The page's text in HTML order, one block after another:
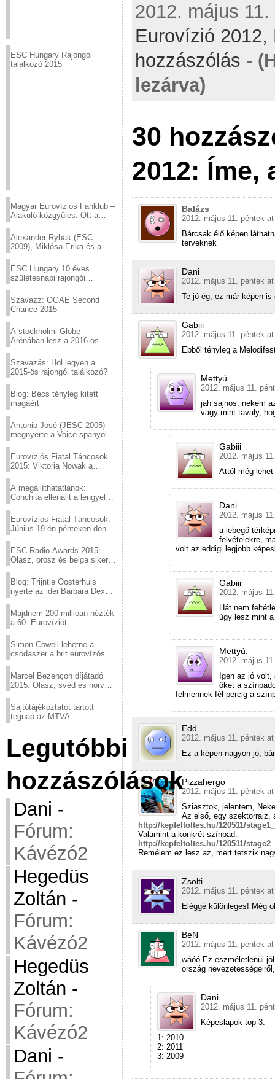
ESC Hungary Rajongói
találkozó 2015
Magyar Eurovíziós Fanklub –
Alakuló közgyűlés: Ott a
Alexander Rybak (ESC
2009), Miklósa Erika és a
sztárjai a Margitszigeten
ESC Hungary 10 éves
születésnapi rajongói
Szavazz: OGAE Second
Chance 2015
A stockholmi Globe
Arénában lesz a 2016-os
Szavazás: Hol legyen a
2015-ös rajongói találkozó?
Blog: Bécs tényleg kitett
magáért
Antonio José (JESC 2005)
megnyerte a Voice spanyol
Eurovíziós Fiatal Táncosok
2015: Viktoria Nowak a
A megállíthatatlanok:
Conchita ellenállt a lengyel
Eurovíziós Fiatal Táncosok:
Június 19-én pénteken döntő
ESC Radio Awards 2015:
Olasz, orosz és belga siker,
Blog: Trijntje Oosterhuis
nyerte az idei Barbara Dex
Majdnem 200 millióan nézték
a 60. Eurovíziót
Simon Cowell lehetne a
csodaszer a brit eurovízós
Marcel Bezençon díjátadó
2015: Olasz, svéd és norvég
Sajtótájékoztatót tartott
tegnap az MTVA
Legutóbbi
hozzászólások
Dani -
Fórum:
Kávézó2
Hegedüs
Zoltán -
Fórum:
Kávézó2
Hegedüs
Zoltán -
Fórum:
Kávézó2
Dani -
2012. május
Eurovízió 2012,
hozzászólás -
lezárva)
30
2012: Íme,
Balázs
2012. május 11. péntek
Bárcsak élő képen
terveknek
Dani
2012. május 11. péntek
Te jó ég, ez már képen
Gabiii
2012. május 11. péntek
Ebből tényleg a
Mettyú.
2012. május 11.
jah sajnos. nekem
vagy mint tavaly,
Gabiii
2012. május
Attól még
Dani
2012. május
a lebegő
felvételekre,
volt az eddigi legjobb
Gabiii
2012. május
Hát nem
úgy lesz mint
Mettyú.
2012. május
Igen az jó
őket a
felmennek fél percig a
Edd
2012. május 11. péntek
Ez a képen nagyon jó,
Pizzahergo
2012. május 11. péntek
Sziasztok, jelentem,
Az első, egy szektorrajz,
http://kepfeltoltes.hu/120511/
Valamint a konkrét színpad:
http://kepfeltoltes.hu/120511/
Remélem ez lesz az, mert tetszik
Zsolti
2012. május 11. péntek
Eléggé különleges! Még
BeN
2012. május 11. péntek
wáóó Ez eszméletlenül
ország
Dani
2012. május 11.
Képeslapok top 3:
1: 2010
2: 2011
3: 2009